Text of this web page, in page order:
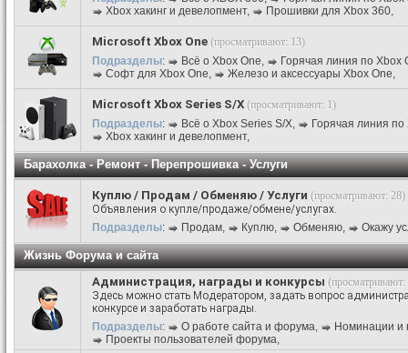
Xbox хакинг и девелопмент, Прошивки для Xbox 360,
Microsoft Xbox One (просматривают: 13)
Подразделы: Всё о Xbox One,
Горячая линия по Xbox
Софт для Xbox One, Железо и аксессуары Xbox One,
Microsoft Xbox Series S/X (просматривают: 1)
Подразделы: Всё о Xbox Series S/X,
Горячая линия
Xbox хакинг и девелопмент,
Барахолка - Ремонт - Перепрошивка - Услуги
Куплю / Продам / Обменяю / Услуги (просматривают: 28)
Объявления о купле/продаже/обмене/услугах.
Подразделы: Продам, Куплю, Обменяю, Окажу
Жизнь Форума и сайта
Администрация, награды и конкурсы (просматривают:
Здесь можно стать Модератором, задать вопрос
конкурсе и заработать награды.
Подразделы: О работе сайта и форума,
Номинации и
Проекты пользователей форума,